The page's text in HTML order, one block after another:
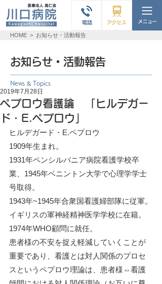
HOME > お知らせ・活動報告
お知らせ・活動報告
News & Topics
ペプロウ看護論 「ヒルデガー
ド・E.ペプロウ」
2019年7月28日
ヒルデガード・E.ペプロウ
1909年生まれ。
1931年ペンシルバニア病院看護学校卒
業、1945年ベニントン大学で心理学学士
号取得。
1943年~1945年合衆国看護婦部隊に従軍。
イギリスの軍神経精神医学学校に在籍。
1974年WHO顧問に就任。
患者様の不安を捉え軽減していくことが
重要であり、看護とは対人関係のプロセ
スというペプロウ理論は、患者様⇔看護